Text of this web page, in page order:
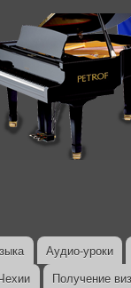
Аудио-уроки
Получение